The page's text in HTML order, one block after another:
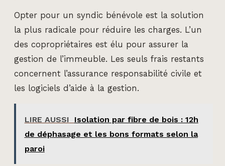
Opter pour un syndic bénévole est la solution
la plus radicale pour réduire les charges. L’un
des copropriétaires est élu pour assurer la
gestion de l’immeuble. Les seuls frais restants
concernent l’assurance responsabilité civile et
les logiciels d’aide à la gestion.
LIRE AUSSI
Isolation par fibre de bois : 12h
de déphasage et les bons formats selon la
paroi